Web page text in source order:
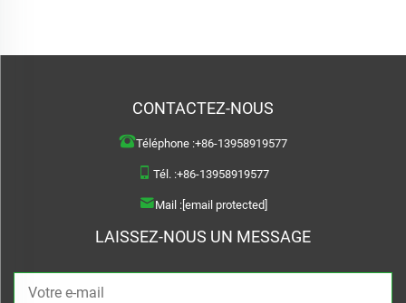
CONTACTEZ-NOUS
Téléphone :+86-13958919577
Tél. :+86-13958919577
Mail : [email protected]
LAISSEZ-NOUS UN MESSAGE